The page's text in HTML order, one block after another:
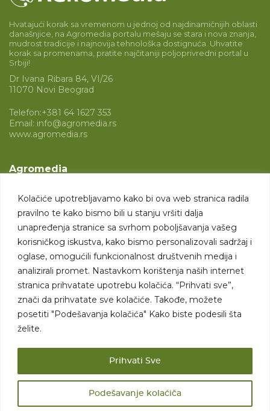
Kolačiće upotrebljavamo kako bi ova web stranica radila
pravilno te kako bismo bili u stanju vršiti dalja
unapređenja stranice sa svrhom poboljšavanja vašeg
korisničkog iskustva, kako bismo personalizovali sadržaj i
oglase, omogućili funkcionalnost društvenih medija i
analizirali promet. Nastavkom korištenja naših internet
stranica prihvatate upotrebu kolačića. “Prihvati sve”,
znači da prihvatate sve kolačiće. Takođe, možete
posetiti "Podešavanja kolačića" Kako biste podesili šta
želite.
Podešavanje kolaćiča
Prihvati Sve
Hvatajući korak sa vremenom u jednoj od najdinamičnijih oblasti
današnjice, na Agromedia portalu mešaju se stara i nova znanja,
mudrost tradicije i najnovija tehnološka dostignuća. Uhvatite
korak sa promenama, pratite najčitaniji poljoprivredni portal u
Srbiji!
Dr Ivana Ribara 84, VI/26
11070 Novi Beograd
Telefon:+381 64 1627 353
Email: info@agromedia.rs
www.agromedia.rs
Agromedia
Svet poljoprivrede
Marketing usluge
Tražimo saradnike
Kontakt
Kontakt
Sva prava zadržana. 2007 - 2026. © Agromedia d.o.o.
Uslovi korišćenja
Politika privatnosti Uslovi korišćenja i kupovine